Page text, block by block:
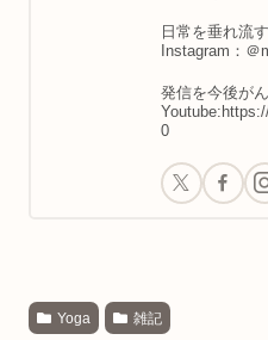
日常を垂れ流
Instagram：＠
発信を今後が
0
Yoga 雑記